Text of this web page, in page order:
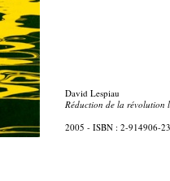
David Lespiau
Réduction de la révolution
2005 - ISBN : 2-914906-